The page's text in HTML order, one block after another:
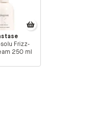
Frizz-
250 ml